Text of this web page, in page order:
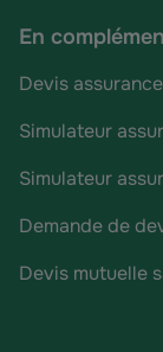
En
Devis
Simulateur
Simulateur
Demande de
Devis mutuelle